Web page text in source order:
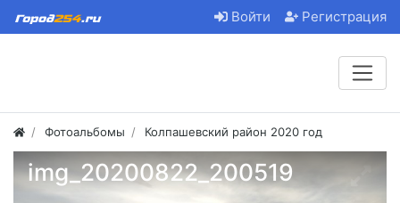
Войти Регистрация
Фотоальбомы Колпашевский район 2020 год
img_20200822_200519